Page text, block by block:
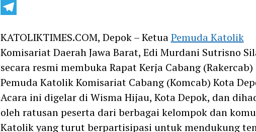
Line
KATOLIKTIMES.COM, Depok – KetuaPemuda Katolik
Komisariat Daerah Jawa Barat, Edi Murdani Sutrisno
secara resmi membuka Rapat Kerja Cabang (Rakercab)
Pemuda Katolik Komisariat Cabang (Komcab) Kota
Acara ini digelar di Wisma Hijau, Kota Depok, dan
oleh ratusan peserta dari berbagai kelompok dan
Katolik yang turut berpartisipasi untuk mendukung